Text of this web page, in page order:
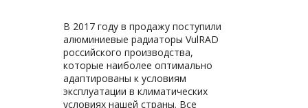
В 2017 году в продажу поступили
алюминиевые радиаторы VulRAD
российского производства,
которые наиболее оптимально
адаптированы к условиям
эксплуатации в климатических
условиях нашей страны. Все